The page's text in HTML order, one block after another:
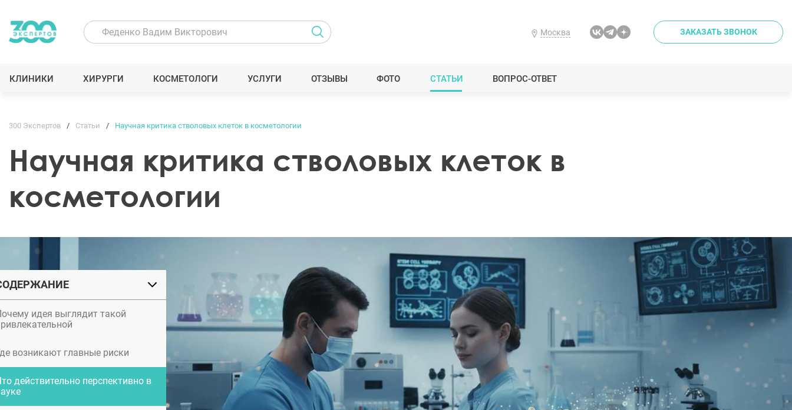
Москва ЗАКАЗАТЬ ЗВОНОК
КЛИНИКИ ХИРУРГИ КОСМЕТОЛОГИ УСЛУГИ ОТЗЫВЫ ФОТО СТАТЬИ ВОПРОС-ОТВЕТ
идея выглядит такой
возникают главные риски
действительно перспективно в
300 Экспертов Статьи Научная критика стволовых клеток в косметологии
Научная критика стволовых клеток в
косметологии